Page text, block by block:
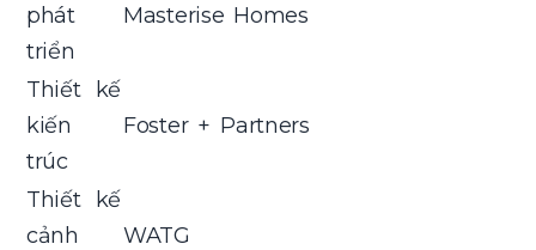
phát
triển
Masterise Homes
Thiết kế
kiến
trúc
Foster + Partners
Thiết kế
cảnh
WATG